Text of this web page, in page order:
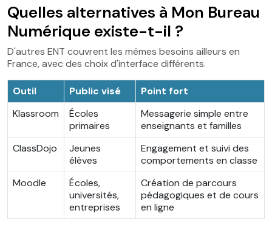
Quelles alternatives à Mon Bureau
Numérique existe-t-il ?
D'autres ENT couvrent les mêmes besoins ailleurs en
France, avec des choix d'interface différents.
Outil Public visé
Point fort
Klassroom
Écoles
primaires
Messagerie simple entre
enseignants et familles
ClassDojo
Jeunes
élèves
Engagement et suivi des
comportements en classe
Moodle
Écoles,
universités,
entreprises
Création de parcours
pédagogiques et de cours
en ligne